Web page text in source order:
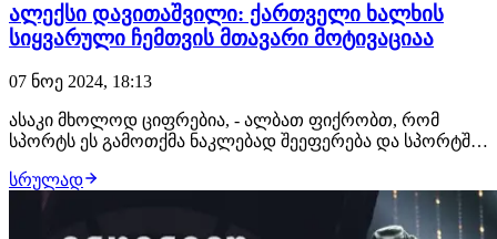
ალექსი დავითაშვილი: ქართველი ხალხის
სიყვარული ჩემთვის მთავარი მოტივაციაა
07 ნოე 2024, 18:13
ასაკი მხოლოდ ციფრებია, - ალბათ ფიქრობთ, რომ
სპორტს ეს გამოთქმა ნაკლებად შეეფერება და სპორტში
ჩემპიონობას შორის, 50 წლის ალექსი დავითაშვილი
შლის. ალექსი დავითაშვილს სპორტის 4 სხვადასხვა
სახეობაში უასპარეზია: ძიუდო, ჭიდაობა, სამბო და სუმო.
სრულად